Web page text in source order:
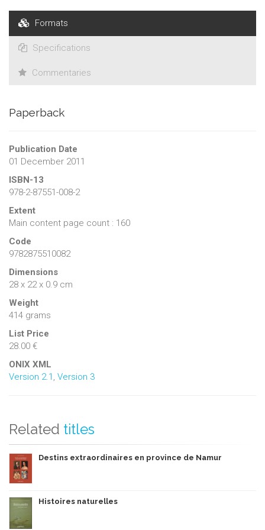
aussi de thèmes comme le cadre géographique, l'économie,
la culture, les loisirs et la dimension politique de la capitale de
la Wallonie.
Formats
Specifications
Commentaries
Paperback
Publication Date
01 December 2011
ISBN-13
978-2-87551-008-2
Extent
Main content page count : 160
Code
9782875510082
Dimensions
28 x 22 x 0.9 cm
Weight
414 grams
List Price
28.00 €
ONIX XML
Version 2.1 Version 3
Related titles
Destins extraordinaires en province de Namur
Histoires naturelles